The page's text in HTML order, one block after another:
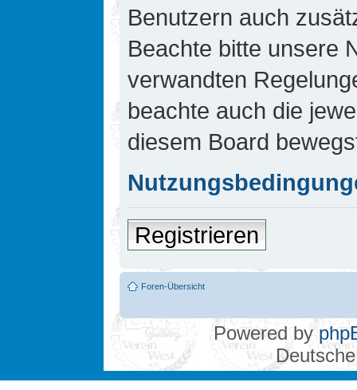
Benutzern auch
Beachte bitte unsere
verwandten
beachte auch die
diesem Board
Registrieren
Foren-Übersicht
Powered by